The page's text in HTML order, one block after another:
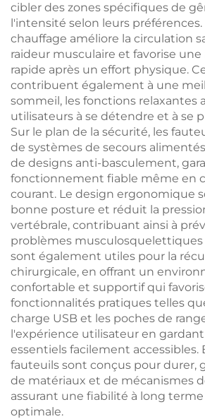
cibler des zones spécifiques de
l'intensité selon leurs
chauffage améliore la circulation
raideur musculaire et favorise
rapide après un effort physique.
contribuent également à une
sommeil, les fonctions relaxantes
utilisateurs à se détendre et à se
Sur le plan de la sécurité, les
de systèmes de secours
de designs anti-basculement,
fonctionnement fiable même en
courant. Le design ergonomique
bonne posture et réduit la
vertébrale, contribuant ainsi à
problèmes musculosquelettiques
sont également utiles pour la
chirurgicale, en offrant un
confortable et supportif qui
fonctionnalités pratiques telles
charge USB et les poches de
l'expérience utilisateur en
essentiels facilement accessibles.
fauteuils sont conçus pour durer,
de matériaux et de mécanismes
assurant une fiabilité à long
optimale.